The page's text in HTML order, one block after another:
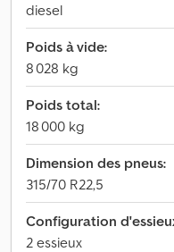
diesel
Poids à vide:
8 028 kg
Poids total:
18 000 kg
Dimension des pneus:
315/70 R22,5
Configuration
2 essieux